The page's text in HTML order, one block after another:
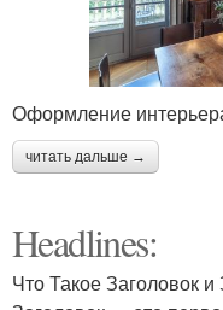
Оформление
читать дальше →
Headlines:
Что Такое Заголовок